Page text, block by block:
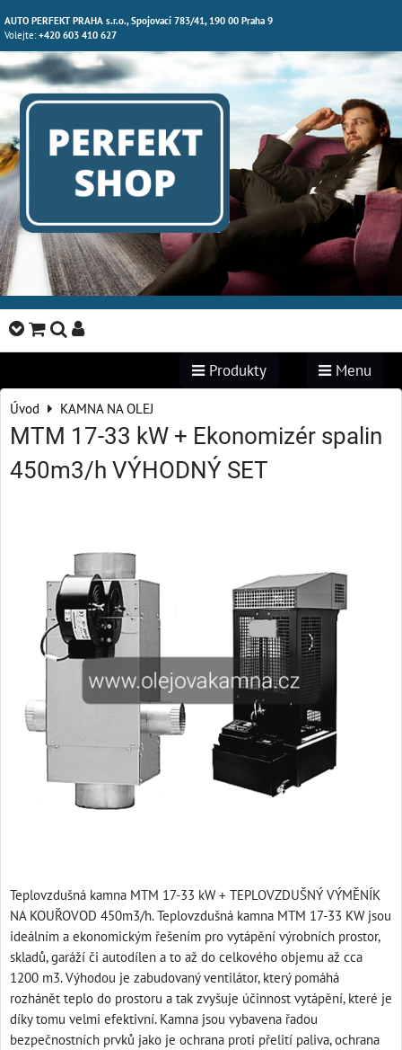
AUTO PERFEKT PRAHA s.r.o., Spojovací 783/41, 190 00 Praha 9
Volejte:+420 603 410 627
Produkty Menu
Úvod KAMNA NA OLEJ
MTM 17-33 kW + Ekonomizér spalin
450m3/h VÝHODNÝ SET
Teplovzdušná kamna MTM 17-33 kW + TEPLOVZDUŠNÝ VÝMĚNÍK
NA KOUŘOVOD 450m3/h. Teplovzdušná kamna MTM 17-33 KW jsou
ideálním a ekonomickým řešením pro vytápění výrobních prostor,
skladů, garáží či autodílen a to až do celkového objemu až cca
1200 m3. Výhodou je zabudovaný ventilátor, který pomáhá
rozhánět teplo do prostoru a tak zvyšuje účinnost vytápění, které je
díky tomu velmi efektivní. Kamna jsou vybavena řadou
bezpečnostních prvků jako je ochrana proti přelití paliva, ochrana